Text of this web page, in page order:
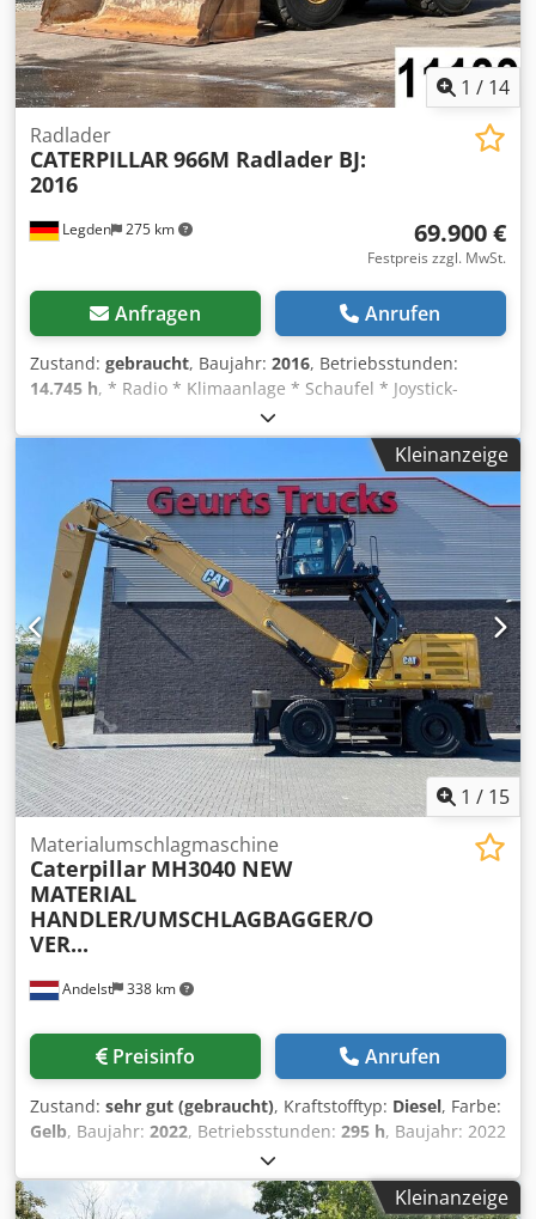
1 / 14
Legden 275 km
Radlader
CATERPILLAR966M Radlader BJ:
2016
69.900 €
Festpreis zzgl. MwSt.
Anfragen Anrufen
Zustand: gebraucht, Baujahr: 2016, Betriebsstunden:
14.745 h, * Radio * Klimaanlage * Schaufel * Joystick-
Lenkung Chsdpfx Anexchqmjdsa * Rückfahrkamera *
Zentralschmieranlage * Gewicht: 24.000 kg -----Interne
Fahrzeugnummer: 11133----Irrtümer & Zwischenverkauf
vorbehalten WhatsApp-Support verfügbar! Bei Fragen zum
Fahrzeug oder für weitere Infos schreiben Sie uns gerne
bequem per WhatsApp Whatsapp Deutsch, Englisch --
Whatsapp Deutsch, Englisch, Arabisch
Kleinanzeige
1 / 15
Andelst 338 km
Materialumschlagmaschine
Caterpillar MH3040 NEW
MATERIAL
HANDLER/UMSCHLAGBAGGER/O
VER...
Preisinfo Anrufen
Zustand: sehr gut (gebraucht), Kraftstofftyp: Diesel, Farbe:
Gelb, Baujahr: 2022, Betriebsstunden: 295 h, Baujahr: 2022
Chjdouxr Ngspfx Andsa Antrieb: Rad Leergewicht: 38.500
kg CE-Kennzeichnung: ja Technischer Zustand: sehr gut
Optischer Zustand: sehr gut Preis: Auf Anfrage NEU/DEMO
Kleinanzeige